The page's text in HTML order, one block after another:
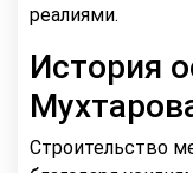
реалиями.
История
Строительство